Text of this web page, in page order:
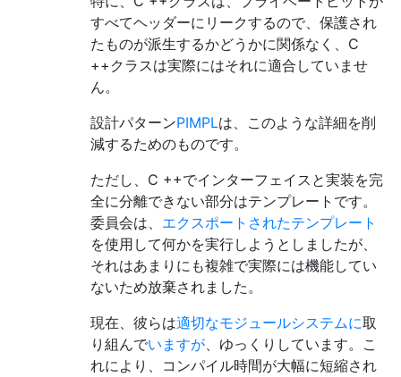
すべてヘッダーにリークするので、保護され
たものが派生するかどうかに関係なく、C
++クラスは実際にはそれに適合していませ
ん。
設計パターンPIMPLは、このような詳細を削
減するためのものです。
ただし、C ++でインターフェイスと実装を完
全に分離できない部分はテンプレートです。
委員会は、 エクスポートされたテンプレート
を使用して何かを実行しようとしましたが、
それはあまりにも複雑で実際には機能してい
ないため放棄されました。
現在、彼らは適切なモジュールシステムに取
り組んでいますが、ゆっくりしています。こ
れにより、コンパイル時間が大幅に短縮され